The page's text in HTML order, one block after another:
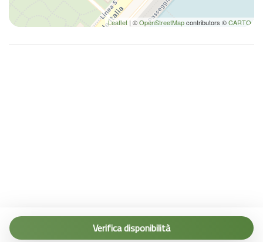
Leaflet | ©OpenStreetMapcontributors ©CARTO
Verifica disponibilità
Tel. (+39) 0187 1560067
info@terremarine.it
Scrivici su WhatsApp